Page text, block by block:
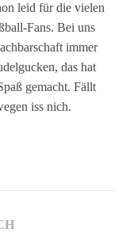
leid für die vielen
Fans. Bei uns
immer
das hat
gemacht. Fällt
iss nich.